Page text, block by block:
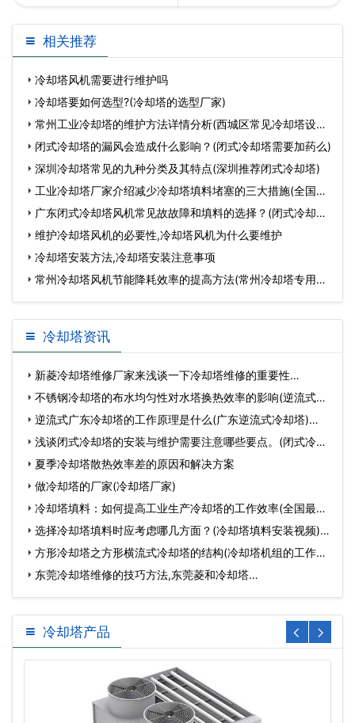
业冷却塔的填料发生堵塞处
理措施(冷却塔填…
业冷却塔的性能优势(冷却塔
填料的材质性能)
相关推荐
冷却塔风机需要进行维护吗
冷却塔要如何选型?(冷却塔的选型厂家)
常州工业冷却塔的维护方法详情分析(西城区常见冷却塔设备
检 闭式冷却塔的漏风会造成什么影响？(闭式冷却塔需要加药么)
深圳冷却塔常见的九种分类及其特点(深圳推荐闭式冷却塔)
工业冷却塔厂家介绍减少冷却塔填料堵塞的三大措施(全国最
大 广东闭式冷却塔风机常见故故障和填料的选择？(闭式冷却塔
原理
维护冷却塔风机的必要性,冷却塔风机为什么要维护
冷却塔安装方法,冷却塔安装注意事项
常州冷却塔风机节能降耗效率的提高方法(常州冷却塔专用风
机
冷却塔资讯
新菱冷却塔维修厂家来浅谈一下冷却塔维修的重要性…
不锈钢冷却塔的布水均匀性对水塔换热效率的影响(逆流式玻
璃…逆流式广东冷却塔的工作原理是什么(广东逆流式冷却塔)…
浅谈闭式冷却塔的安装与维护需要注意哪些要点。(闭式冷却
塔…夏季冷却塔散热效率差的原因和解决方案
做冷却塔的厂家(冷却塔厂家)
冷却塔填料：如何提高工业生产冷却塔的工作效率(全国最大
的冷…
选择冷却塔填料时应考虑哪几方面？(冷却塔填料安装视频)…
方形冷却塔之方形横流式冷却塔的结构(冷却塔机组的工作原
理…东莞冷却塔维修的技巧方法,东莞菱和冷却塔…
冷却塔产品